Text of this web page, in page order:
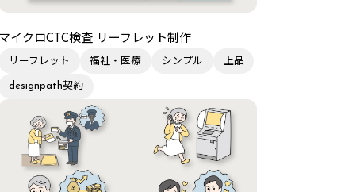
マイクロCTC検査 リーフレット制作
リーフレット 福祉・医療 シンプル 上品
designpath契約